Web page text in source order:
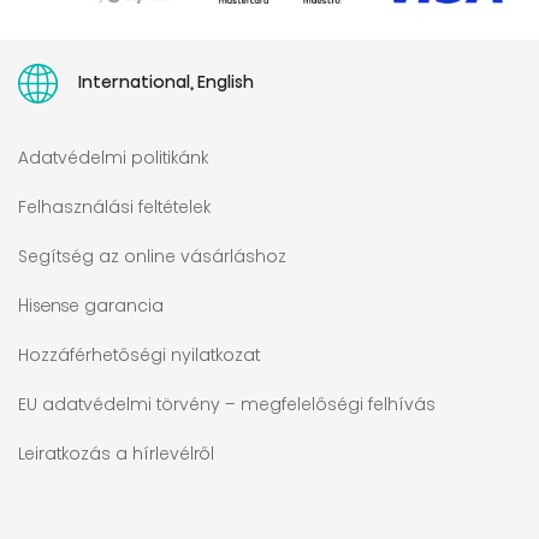
International, English
Adatvédelmi politikánk
Felhasználási feltételek
Segítség az online vásárláshoz
Hisense garancia
Hozzáférhetőségi nyilatkozat
EU adatvédelmi törvény – megfelelőségi felhívás
Leiratkozás a hírlevélről